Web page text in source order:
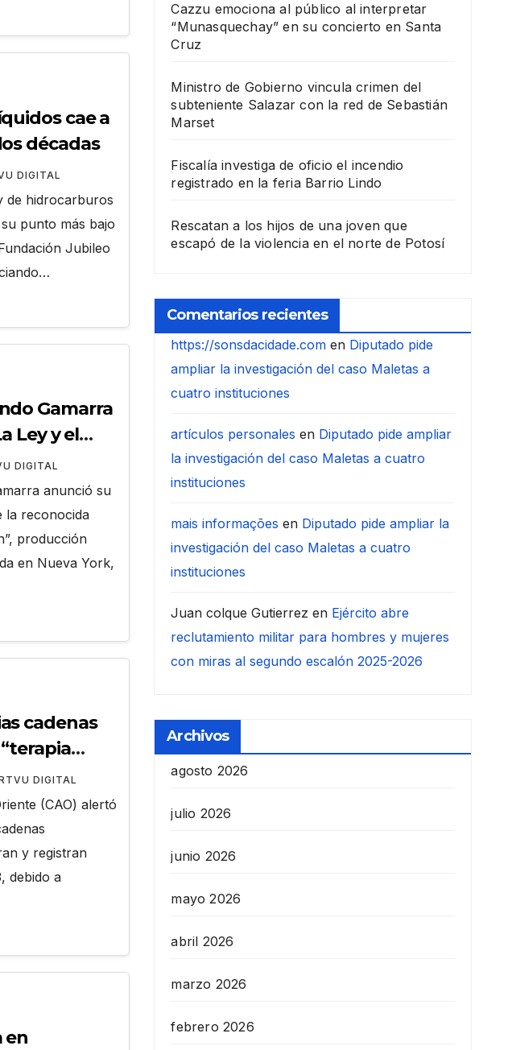
cae a
décadas
DIGITAL
de hidrocarburos
punto más bajo
Jubileo
Gamarra
Ley y el
DIGITAL
anunció su
la reconocida
producción
en Nueva York,
cadenas
DIGITAL
(CAO) alertó
y registran
debido a
en
Cazzu emociona al público al interpretar
“Munasquechay” en su concierto en Santa
Cruz
Ministro de Gobierno vincula crimen del
subteniente Salazar con la red de Sebastián
Marset
Fiscalía investiga de oficio el incendio
registrado en la feria Barrio Lindo
Rescatan a los hijos de una joven que
escapó de la violencia en el norte de Potosí
Comentarios recientes
https://sonsdacidade.com en Diputado pide
ampliar la investigación del caso Maletas a
cuatro instituciones
artículos personales en Diputado pide ampliar
la investigación del caso Maletas a cuatro
instituciones
mais informações en Diputado pide ampliar la
investigación del caso Maletas a cuatro
instituciones
Juan colque Gutierrez en Ejército abre
reclutamiento militar para hombres y mujeres
con miras al segundo escalón 2025-2026
Archivos
agosto 2026
julio 2026
junio 2026
mayo 2026
abril 2026
marzo 2026
febrero 2026